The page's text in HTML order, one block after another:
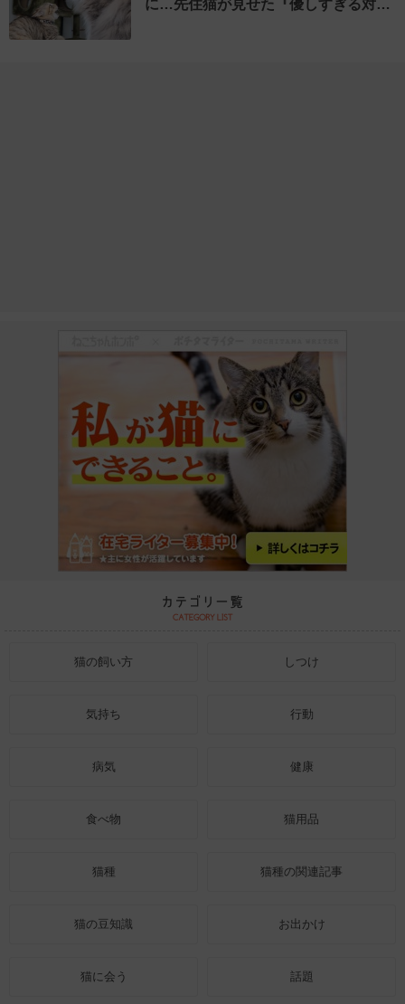
に…先住猫が見せた『優しすぎる対…
猫の飼い方 しつけ
気持ち 行動
病気 健康
食べ物 猫用品
猫種 猫種の関連記事
猫の豆知識 お出かけ
猫に会う 話題